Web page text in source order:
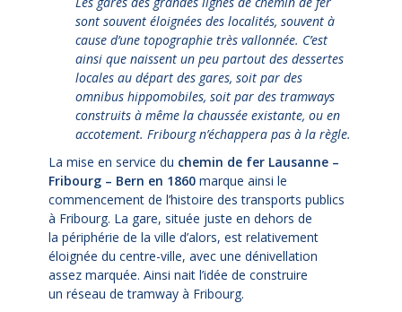
sont souvent éloignées des localités, souvent à
cause d’une topographie très vallonnée. C’est
ainsi que naissent un peu partout des dessertes
locales au départ des gares, soit par des
omnibus hippomobiles, soit par des tramways
construits à même la chaussée existante, ou en
accotement. Fribourg n’échappera pas à la règle.
La mise en service du chemin de fer Lausanne –
Fribourg – Bern en 1860 marque ainsi le
commencement de l’histoire des transports publics
à Fribourg. La gare, située juste en dehors de
la périphérie de la ville d’alors, est relativement
éloignée du centre-ville, avec une dénivellation
assez marquée. Ainsi nait l’idée de construire
un réseau de tramway à Fribourg.